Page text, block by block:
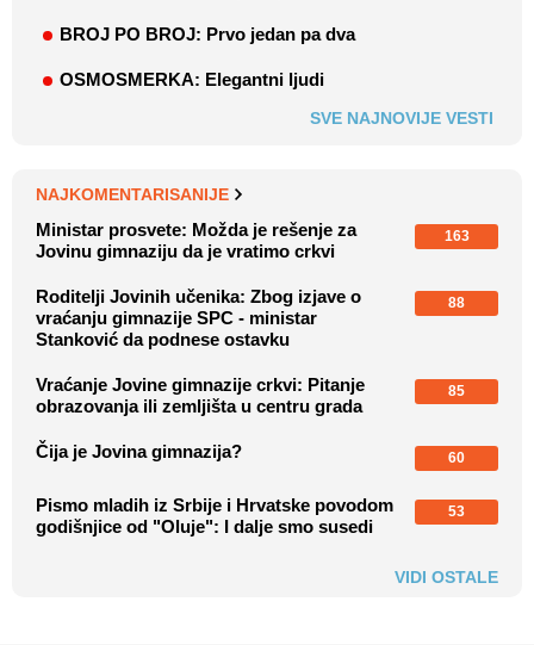
BROJ PO BROJ: Prvo jedan pa dva
OSMOSMERKA: Elegantni ljudi
SVE NAJNOVIJE VESTI
NAJKOMENTARISANIJE
Ministar prosvete: Možda je rešenje za
Jovinu gimnaziju da je vratimo crkvi
163
Roditelji Jovinih učenika: Zbog izjave o
vraćanju gimnazije SPC - ministar
Stanković da podnese ostavku
88
Vraćanje Jovine gimnazije crkvi: Pitanje
obrazovanja ili zemljišta u centru grada
85
Čija je Jovina gimnazija? 60
Pismo mladih iz Srbije i Hrvatske povodom
godišnjice od "Oluje": I dalje smo susedi
53
VIDI OSTALE